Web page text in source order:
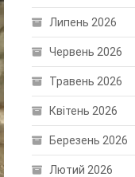
Липень 2026
Червень 2026
Травень 2026
Квітень 2026
Березень 2026
Лютий 2026